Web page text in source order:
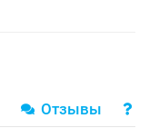
Отзывы